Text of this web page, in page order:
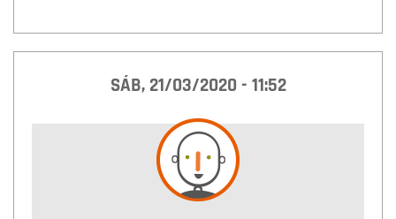
SÁB, 21/03/2020 - 11:52